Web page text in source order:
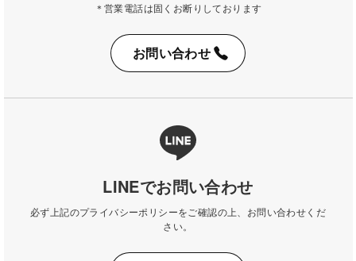
＊営業電話は固くお断りしております
お問い合わせ
LINEでお問い合わせ
必ず上記のプライバシーポリシーをご確認の上、お問い合わせくだ
さい。